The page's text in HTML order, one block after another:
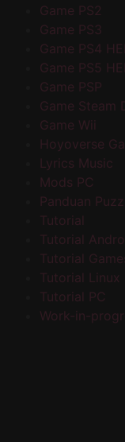
Game PS2
Game PS3
Game PS4
Game PS5
Game PSP
Game Steam
Game Wii
Hoyoverse
Lyrics Music
Mods PC
Panduan
Tutorial
Tutorial
Tutorial
Tutorial Linux
Tutorial PC
Work-in-